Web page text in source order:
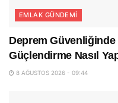
EMLAK GÜNDEMI
Deprem
Güçlendirme Nasıl
8 AĞUSTOS 2026 - 09:44